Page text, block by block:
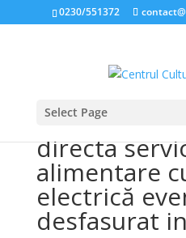
0230/551372
Select Page
Anunt public
directa
alimentare
electrică
desfasurat